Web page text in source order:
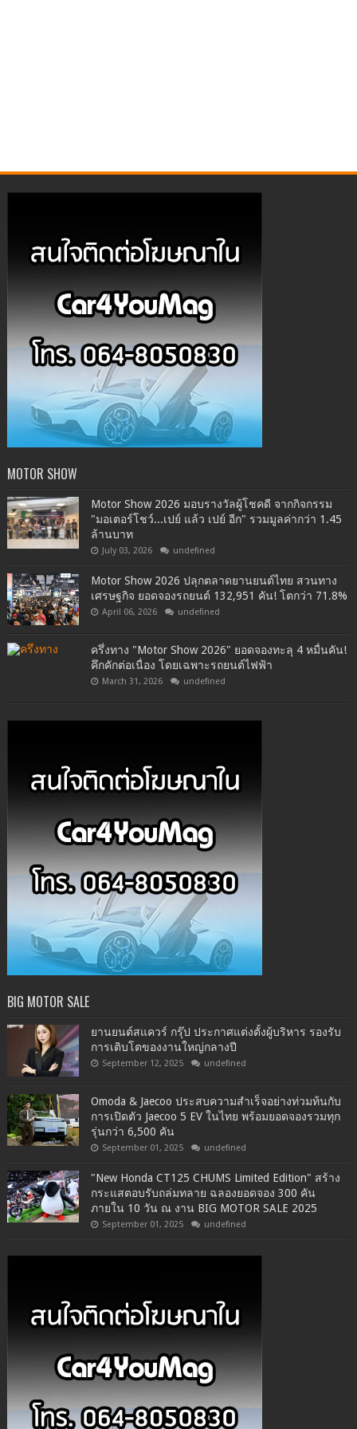
MOTOR SHOW
Motor Show 2026 มอบรางวัลผู้โชคดี จากกิจกรรม
"มอเตอร์โชว์...เปย์ แล้ว เปย์ อีก" รวมมูลค่ากว่า 1.45
ล้านบาท
July 03, 2026 undefined
Motor Show 2026 ปลุกตลาดยานยนต์ไทย สวนทาง
เศรษฐกิจ ยอดจองรถยนต์ 132,951 คัน! โตกว่า 71.8%
April 06, 2026 undefined
ครึ่งทาง "Motor Show 2026" ยอดจองทะลุ 4 หมื่นคัน!
คึกคักต่อเนื่อง โดยเฉพาะรถยนต์ไฟฟ้า
March 31, 2026 undefined
BIG MOTOR SALE
ยานยนต์สแควร์ กรุ๊ป ประกาศแต่งตั้งผู้บริหาร รองรับ
การเติบโตของงานใหญ่กลางปี
September 12, 2025 undefined
Omoda & Jaecoo ประสบความสำเร็จอย่างท่วมท้นกับ
การเปิดตัว Jaecoo 5 EV ในไทย พร้อมยอดจองรวมทุก
รุ่นกว่า 6,500 คัน
September 01, 2025 undefined
"New Honda CT125 CHUMS Limited Edition" สร้าง
กระแสตอบรับถล่มทลาย ฉลองยอดจอง 300 คัน
ภายใน 10 วัน ณ งาน BIG MOTOR SALE 2025
September 01, 2025 undefined